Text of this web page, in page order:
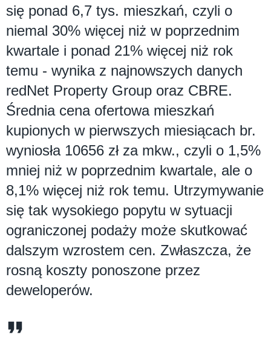
się ponad 6,7 tys. mieszkań, czyli o
niemal 30% więcej niż w poprzednim
kwartale i ponad 21% więcej niż rok
temu - wynika z najnowszych danych
redNet Property Group oraz CBRE.
Średnia cena ofertowa mieszkań
kupionych w pierwszych miesiącach br.
wyniosła 10656 zł za mkw., czyli o 1,5%
mniej niż w poprzednim kwartale, ale o
8,1% więcej niż rok temu. Utrzymywanie
się tak wysokiego popytu w sytuacji
ograniczonej podaży może skutkować
dalszym wzrostem cen. Zwłaszcza, że
rosną koszty ponoszone przez
deweloperów.